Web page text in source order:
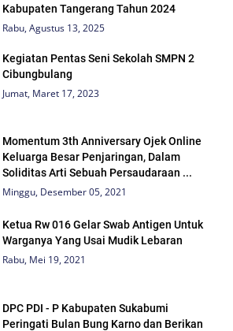
Kabupaten Tangerang Tahun 2024
Rabu, Agustus 13, 2025
Kegiatan Pentas Seni Sekolah SMPN 2
Cibungbulang
Jumat, Maret 17, 2023
Momentum 3th Anniversary Ojek Online
Keluarga Besar Penjaringan, Dalam
Soliditas Arti Sebuah Persaudaraan ...
Minggu, Desember 05, 2021
Ketua Rw 016 Gelar Swab Antigen Untuk
Warganya Yang Usai Mudik Lebaran
Rabu, Mei 19, 2021
DPC PDI - P Kabupaten Sukabumi
Peringati Bulan Bung Karno dan Berikan